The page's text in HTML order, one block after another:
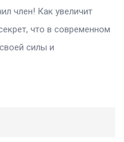
увеличит
что в современном
силы и